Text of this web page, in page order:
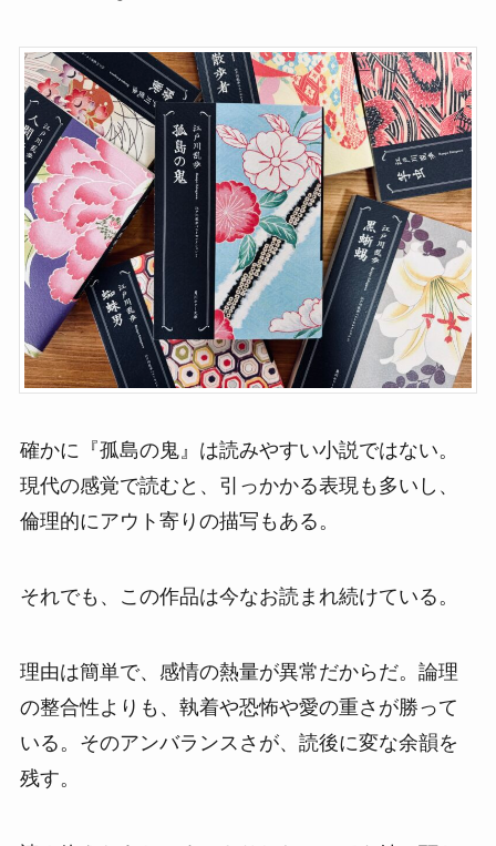
確かに『孤島の鬼』は読みやすい小説ではない。
現代の感覚で読むと、引っかかる表現も多いし、
倫理的にアウト寄りの描写もある。
それでも、この作品は今なお読まれ続けている。
理由は簡単で、感情の熱量が異常だからだ。論理
の整合性よりも、執着や恐怖や愛の重さが勝って
いる。そのアンバランスさが、読後に変な余韻を
残す。